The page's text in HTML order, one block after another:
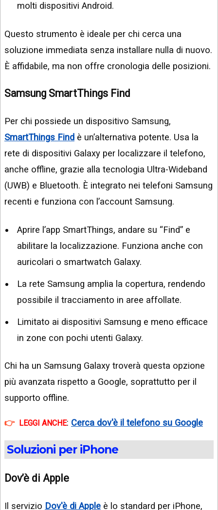
molti dispositivi Android.
Questo strumento è ideale per chi cerca una
soluzione immediata senza installare nulla di nuovo.
È affidabile, ma non offre cronologia delle posizioni.
Samsung SmartThings Find
Per chi possiede un dispositivo Samsung,
SmartThings Find è un’alternativa potente. Usa la
rete di dispositivi Galaxy per localizzare il telefono,
anche offline, grazie alla tecnologia Ultra-Wideband
(UWB) e Bluetooth. È integrato nei telefoni Samsung
recenti e funziona con l’account Samsung.
Aprire l’app SmartThings, andare su “Find” e
abilitare la localizzazione. Funziona anche con
auricolari o smartwatch Galaxy.
La rete Samsung amplia la copertura, rendendo
possibile il tracciamento in aree affollate.
Limitato ai dispositivi Samsung e meno efficace
in zone con pochi utenti Galaxy.
Chi ha un Samsung Galaxy troverà questa opzione
più avanzata rispetto a Google, soprattutto per il
supporto offline.
LEGGI ANCHE: Cerca dov'è il telefono su Google
Soluzioni per iPhone
Dov’è di Apple
Il servizio Dov'è di Apple è lo standard per iPhone,